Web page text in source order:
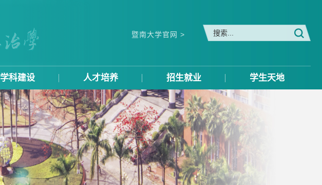
暨南大学官网 >
学科建设 人才培养 招生就业 学生天地